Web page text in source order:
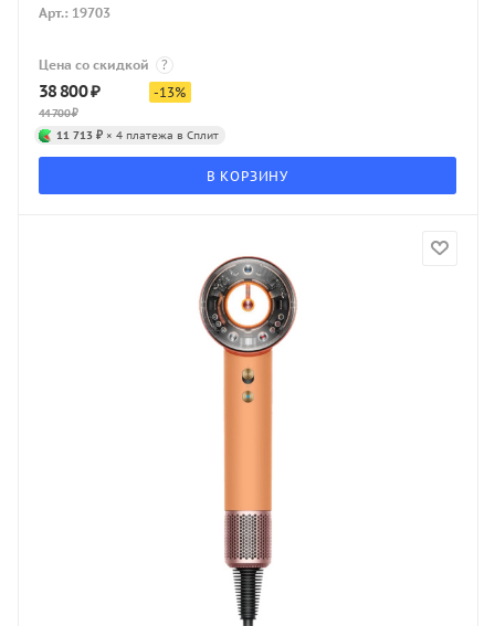
Арт.: 19703
Цена со скидкой ?
38 800₽
44 700₽
-13%
11 713 ₽ × 4 платежа в Сплит
В КОРЗИНУ